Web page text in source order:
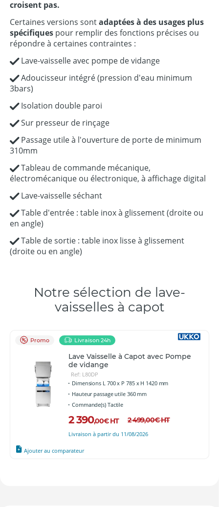
croisent pas.
Certaines versions sontadaptées à des usages plus
spécifiques pour remplir des fonctions précises ou
répondre à certaines contraintes :
Lave-vaisselle avec pompe de vidange
Adoucisseur intégré (pression d'eau minimum
3bars)
Isolation double paroi
Sur presseur de rinçage
Passage utile à l'ouverture de porte de minimum
310mm
Tableau de commande mécanique,
électromécanique ou électronique, à affichage digital
Lave-vaisselle séchant
Table d'entrée : table inox à glissement (droite ou
en angle)
Table de sortie : table inox lisse à glissement
(droite ou en angle)
Notre sélection de lave-
vaisselles à capot
Promo Livraison 24h
Lave Vaisselle à Capot avec Pompe
de vidange
Ref: L80DP
Dimensions L 700 x P 785 x H 1420 mm
Hauteur passage utile 360 mm
Commande(s) Tactile
2 390,00€ HT 2 499,00€HT
Livraison à partir du 11/08/2026
Ajouter au comparateur